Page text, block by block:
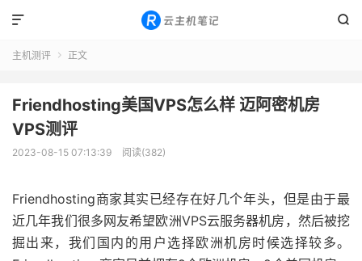


主机测评  正文
Friendhosting美国VPS怎么样 迈阿密机房
VPS测评
2023-08-15 07:13:39 阅读(382)
Friendhosting商家其实已经存在好几个年头，但是由于最
近几年我们很多网友希望欧洲VPS云服务器机房，然后被挖
掘出来，我们国内的用户选择欧洲机房时候选择较多。